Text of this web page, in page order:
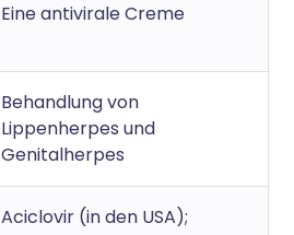
Eine antivirale Creme
Behandlung von
Lippenherpes und
Genitalherpes
Aciclovir (in den USA);